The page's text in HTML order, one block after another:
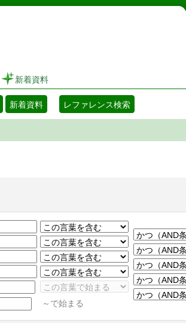
蔵書検索・予約システム
新着資料
新着資料 レファレンス検索
～で始まる